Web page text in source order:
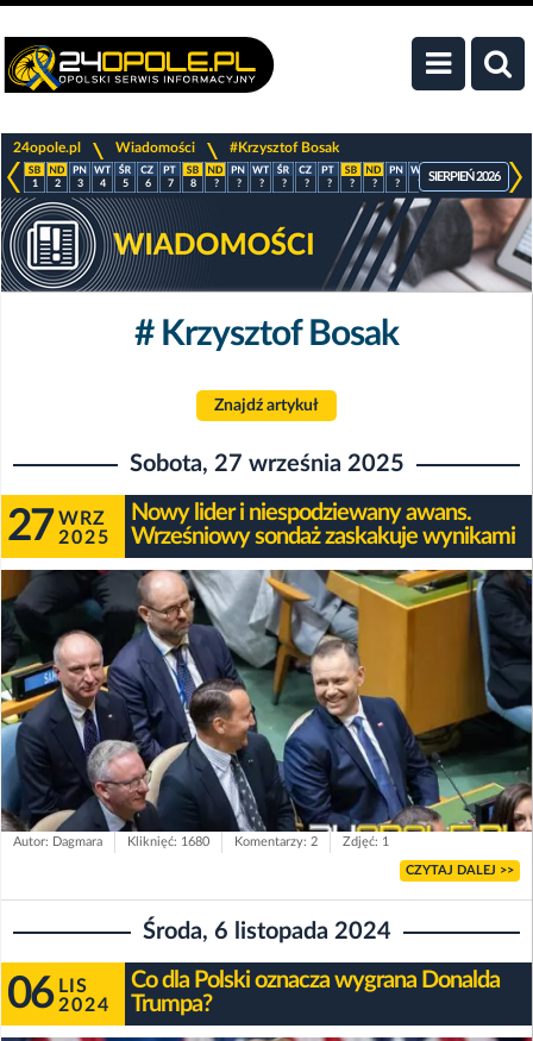
24opole.pl Wiadomości #Krzysztof Bosak
1 2 3 4 5 6 7 8 ? ? ? ? ? ? ? ? ? ? ? ? ?
SIERPIEŃ 2026
# Krzysztof Bosak
Znajdź artykuł
Sobota, 27 września 2025
27 WRZ
2025
Nowy lider i niespodziewany awans.
Wrześniowy sondaż zaskakuje wynikami
Autor: Dagmara Kliknięć: 1680 Komentarzy: 2 Zdjęć: 1
CZYTAJ DALEJ >>
Środa, 6 listopada 2024
06 LIS
2024
Co dla Polski oznacza wygrana Donalda
Trumpa?